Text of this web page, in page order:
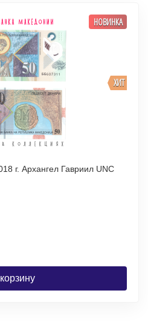
ХИТ
НОВИНКА
г. Архангел Гавриил UNC